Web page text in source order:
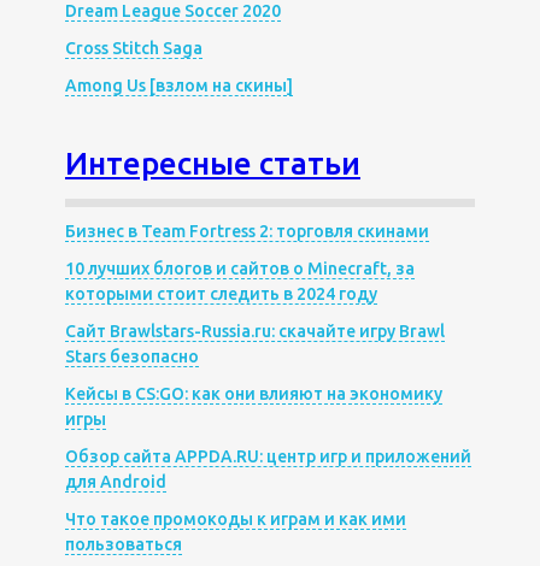
Dream League Soccer 2020
Cross Stitch Saga
Among Us [взлом на скины]
Интересные статьи
Бизнес в Team Fortress 2: торговля скинами
10 лучших блогов и сайтов о Minecraft, за
которыми стоит следить в 2024 году
Сайт Brawlstars-Russia.ru: скачайте игру Brawl
Stars безопасно
Кейсы в CS:GO: как они влияют на экономику
игры
Обзор сайта APPDA.RU: центр игр и приложений
для Android
Что такое промокоды к играм и как ими
пользоваться